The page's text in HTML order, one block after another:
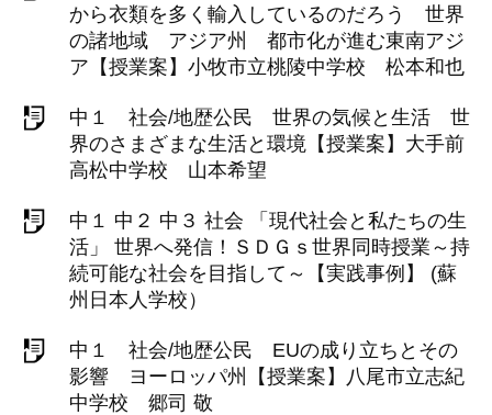
から衣類を多く輸入しているのだろう 世界
の諸地域 アジア州 都市化が進む東南アジ
ア【授業案】小牧市立桃陵中学校 松本和也
中１ 社会/地歴公民 世界の気候と生活 世
界のさまざまな生活と環境【授業案】大手前
高松中学校 山本希望
中１ 中２ 中３ 社会 「現代社会と私たちの生
活」 世界へ発信！ＳＤＧｓ世界同時授業～持
続可能な社会を目指して～【実践事例】 (蘇
州日本人学校）
中１ 社会/地歴公民 EUの成り立ちとその
影響 ヨーロッパ州【授業案】八尾市立志紀
中学校 郷司 敬